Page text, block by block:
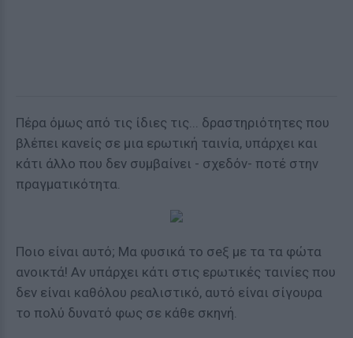
Πέρα όμως από τις ίδιες τις... δραστηριότητες που
βλέπει κανείς σε μια ερωτική ταινία, υπάρχει και
κάτι άλλο που δεν συμβαίνει - σχεδόν- ποτέ στην
πραγματικότητα.
Ποιο είναι αυτό; Μα φυσικά το σeξ με τα τα φώτα
ανοικτά! Αν υπάρχει κάτι στις ερωτικές ταινίες που
δεν είναι καθόλου ρεαλιστικό, αυτό είναι σίγουρα
το πολύ δυνατό φως σε κάθε σκηνή.